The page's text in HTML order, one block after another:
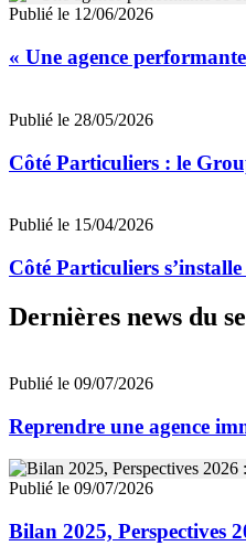
Publié le 12/06/2026
« Une agence
Publié le 28/05/2026
Côté Particuliers : le
Publié le 15/04/2026
Côté Particuliers
Dernières news du
Publié le 09/07/2026
Reprendre une agence
Publié le 09/07/2026
Bilan 2025, Perspectives